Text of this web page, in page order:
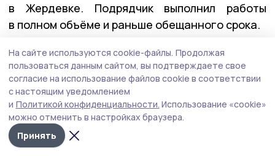
в Жердевке. Подрядчик выполнил работы
в полном объёме и раньше обещанного срока.
Герои Тамбовщины
На этой неделе вместе с директором Высшей
школы государственного управления Олегом
Кондратенко Евгений Первышов
дипломы выпускникам региональной кадровой
программы «Герои Тамбовщины». Эта
На сайте используются cookie-файлы. Продолжая
пользоваться данным сайтом, вы подтверждаете свое
согласие на использование файлов cookie в соответствии
с настоящим уведомлением
и Политикой конфиденциальности. Использование «cookie»
можно отменить в настройках браузера.
Принять